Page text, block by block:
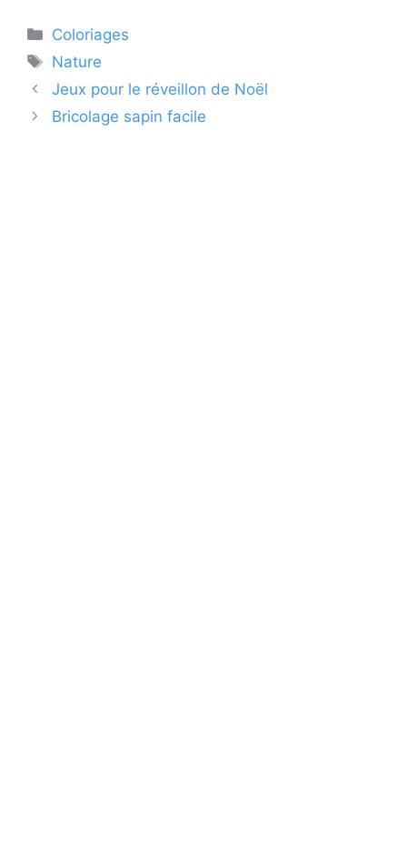
Catégories
Coloriages
Étiquettes
Nature
Jeux pour le réveillon de Noël
Bricolage sapin facile